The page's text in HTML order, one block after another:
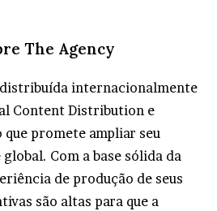
The Agency
internacionalmente
Content Distribution e
promete ampliar seu
Com a base sólida da
de produção de seus
são altas para que a